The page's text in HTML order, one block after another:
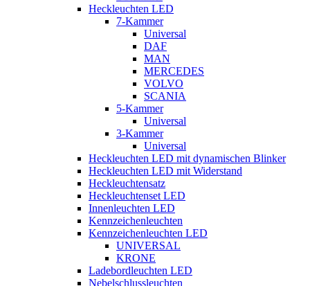
Heckleuchten LED
7-Kammer
Universal
DAF
MAN
MERCEDES
VOLVO
SCANIA
5-Kammer
Universal
3-Kammer
Universal
Heckleuchten LED mit dynamischen Blinker
Heckleuchten LED mit Widerstand
Heckleuchtensatz
Heckleuchtenset LED
Innenleuchten LED
Kennzeichenleuchten
Kennzeichenleuchten LED
UNIVERSAL
KRONE
Ladebordleuchten LED
Nebelschlussleuchten